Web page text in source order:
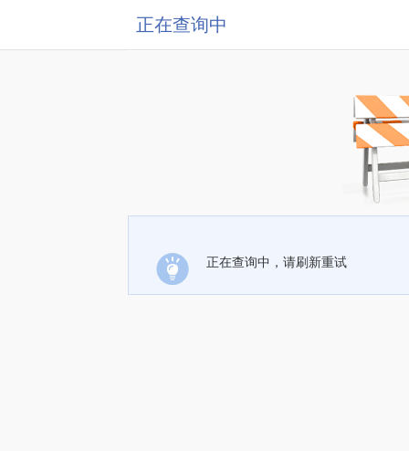
正在查询中
正在查询中，请刷新重试